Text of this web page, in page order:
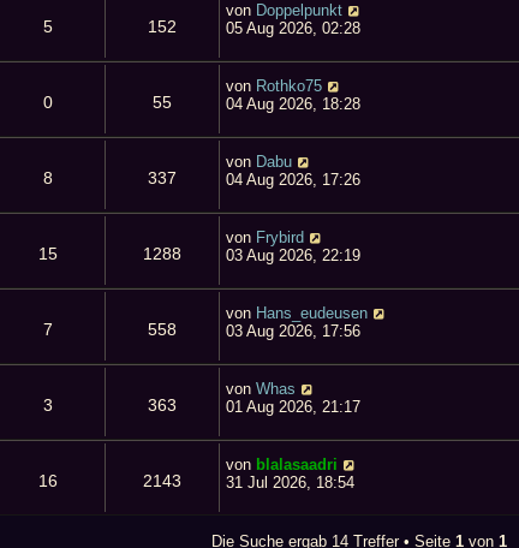
5 152
von Doppelpunkt
05 Aug 2026, 02:28
0 55
von Rothko75
04 Aug 2026, 18:28
8 337
von Dabu
04 Aug 2026, 17:26
15 1288
von Frybird
03 Aug 2026, 22:19
7 558
von Hans_eudeusen
03 Aug 2026, 17:56
3 363
von Whas
01 Aug 2026, 21:17
16 2143
von blalasaadri
31 Jul 2026, 18:54
Die Suche ergab 14 Treffer • Seite 1 von 1